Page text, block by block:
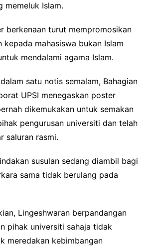
memeluk Islam.
berkenaan turut mempromosikan
kepada mahasiswa bukan Islam
mendalami agama Islam.
satu notis semalam, Bahagian
UPSI menegaskan poster
dikemukakan untuk semakan
pengurusan universiti dan telah
saluran rasmi.
susulan sedang diambil bagi
sama tidak berulang pada
Lingeshwaran berpandangan
pihak universiti sahaja tidak
meredakan kebimbangan